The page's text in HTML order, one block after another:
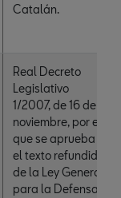
Catalán.
Real Decreto
Legislativo
1/2007, de 16 de
noviembre, por el
que se aprueba
el texto refundido
de la Ley General
para la Defensa